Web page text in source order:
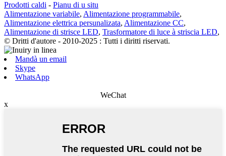
Prodotti caldi - Pianu di u situ
Alimentazione variabile, Alimentazione programmabile,
Alimentazione elettrica persunalizata, Alimentazione CC,
Alimentazione di strisce LED, Trasformatore di luce à striscia LED,
© Dritti d'autore - 2010-2025 : Tutti i diritti riservati.
Mandà un email
Skype
WhatsApp
WeChat
x